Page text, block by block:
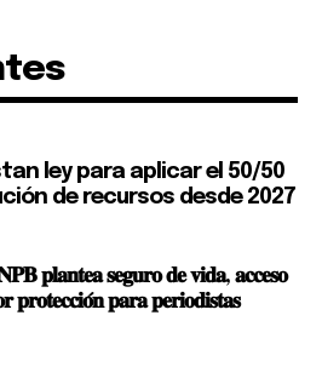
ley para aplicar el 50/50
de recursos desde 2027
𝐩𝐥𝐚𝐧𝐭𝐞𝐚 𝐬𝐞𝐠𝐮𝐫𝐨 𝐝𝐞 𝐯𝐢𝐝𝐚, 𝐚𝐜𝐜𝐞𝐬𝐨
𝐩𝐚𝐫𝐚 𝐩𝐞𝐫𝐢𝐨𝐝𝐢𝐬𝐭𝐚𝐬